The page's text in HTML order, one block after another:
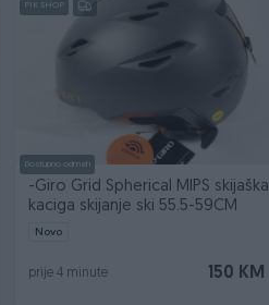
PIK SHOP
Dostupno odmah
-Giro Grid Spherical MIPS skijaška
kaciga skijanje ski 55.5-59CM
Novo
150 KM
prije 4 minute